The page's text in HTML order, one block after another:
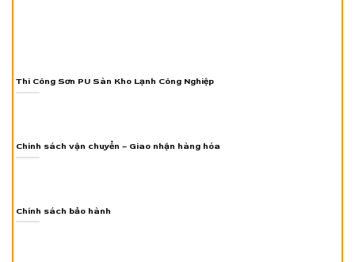
Thi Công Sơn PU Sàn Kho Lạnh Công Nghiệp
Chính sách vận chuyển – Giao nhận hàng hóa
Chính sách bảo hành